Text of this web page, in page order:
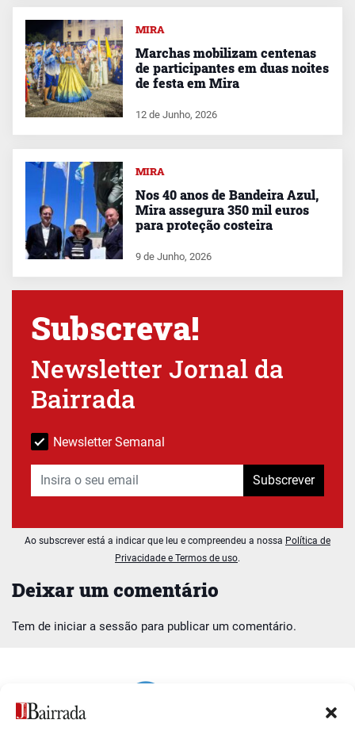
Deixar um comentário
Tem de iniciar a sessão para publicar um comentário.
MIRA
Marchas mobilizam centenas
de participantes em duas noites
de festa em Mira
12 de Junho, 2026
MIRA
Nos 40 anos de Bandeira Azul,
Mira assegura 350 mil euros
para proteção costeira
9 de Junho, 2026
Subscreva!
Newsletter Jornal da
Bairrada
Newsletter Semanal
Subscrever
Ao subscrever está a indicar que leu e compreendeu a nossa Política de
Privacidade e Termos de uso.